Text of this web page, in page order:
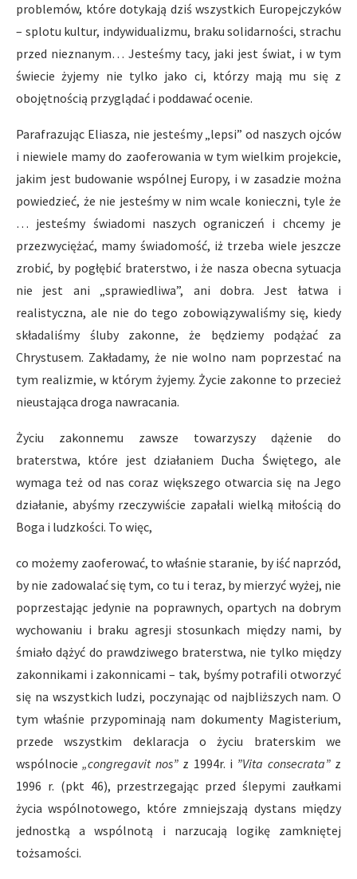
problemów, które dotykają dziś wszystkich Europejczyków
– splotu kultur, indywidualizmu, braku solidarności, strachu
przed nieznanym… Jesteśmy tacy, jaki jest świat, i w tym
świecie żyjemy nie tylko jako ci, którzy mają mu się z
obojętnością przyglądać i poddawać ocenie.
Parafrazując Eliasza, nie jesteśmy „lepsi” od naszych ojców
i niewiele mamy do zaoferowania w tym wielkim projekcie,
jakim jest budowanie wspólnej Europy, i w zasadzie można
powiedzieć, że nie jesteśmy w nim wcale konieczni, tyle że
… jesteśmy świadomi naszych ograniczeń i chcemy je
przezwyciężać, mamy świadomość, iż trzeba wiele jeszcze
zrobić, by pogłębić braterstwo, i że nasza obecna sytuacja
nie jest ani „sprawiedliwa”, ani dobra. Jest łatwa i
realistyczna, ale nie do tego zobowiązywaliśmy się, kiedy
składaliśmy śluby zakonne, że będziemy podążać za
Chrystusem. Zakładamy, że nie wolno nam poprzestać na
tym realizmie, w którym żyjemy. Życie zakonne to przecież
nieustająca droga nawracania.
Życiu zakonnemu zawsze towarzyszy dążenie do
braterstwa, które jest działaniem Ducha Świętego, ale
wymaga też od nas coraz większego otwarcia się na Jego
działanie, abyśmy rzeczywiście zapałali wielką miłością do
Boga i ludzkości. To więc,
co możemy zaoferować, to właśnie staranie, by iść naprzód,
by nie zadowalać się tym, co tu i teraz, by mierzyć wyżej, nie
poprzestając jedynie na poprawnych, opartych na dobrym
wychowaniu i braku agresji stosunkach między nami, by
śmiało dążyć do prawdziwego braterstwa, nie tylko między
zakonnikami i zakonnicami – tak, byśmy potrafili otworzyć
się na wszystkich ludzi, poczynając od najbliższych nam. O
tym właśnie przypominają nam dokumenty Magisterium,
przede wszystkim deklaracja o życiu braterskim we
wspólnocie„congregavit nos” z 1994r. i ”Vita consecrata” z
1996 r. (pkt 46), przestrzegając przed ślepymi zaułkami
życia wspólnotowego, które zmniejszają dystans między
jednostką a wspólnotą i narzucają logikę zamkniętej
tożsamości.